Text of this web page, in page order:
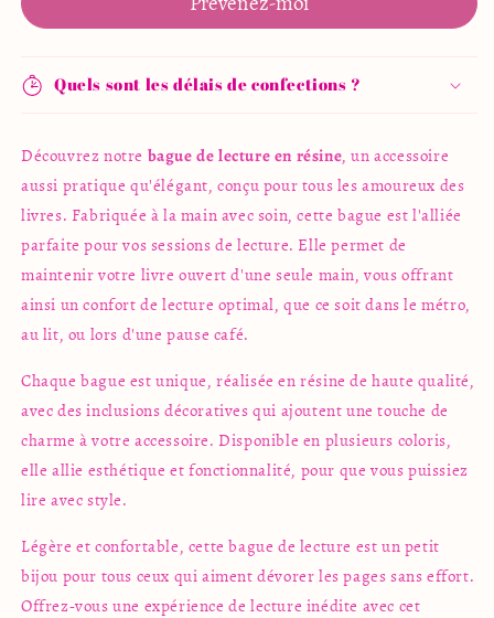
&quot;Sea&quot;
lecture
&quot;Sea&quot;
Quels sont les délais de confections ?
Découvrez notre bague de lecture en résine, un accessoire
aussi pratique qu'élégant, conçu pour tous les amoureux des
livres. Fabriquée à la main avec soin, cette bague est l'alliée
parfaite pour vos sessions de lecture. Elle permet de
maintenir votre livre ouvert d'une seule main, vous offrant
ainsi un confort de lecture optimal, que ce soit dans le métro,
au lit, ou lors d'une pause café.
Chaque bague est unique, réalisée en résine de haute qualité,
avec des inclusions décoratives qui ajoutent une touche de
charme à votre accessoire. Disponible en plusieurs coloris,
elle allie esthétique et fonctionnalité, pour que vous puissiez
lire avec style.
Légère et confortable, cette bague de lecture est un petit
bijou pour tous ceux qui aiment dévorer les pages sans effort.
Offrez-vous une expérience de lecture inédite avec cet